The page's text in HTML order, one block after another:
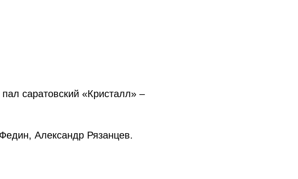
саратовский «Кристалл» –
Александр Рязанцев.